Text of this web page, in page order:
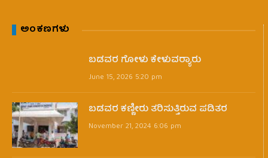
ಅಂಕಣಗಳು
ಬಡವರ ಗೋಳು ಕೇಳುವರ‍್ಯಾರು
June 15, 2026 5:20 pm
ಬಡವರ ಕಣ್ಣೀರು ತರಿಸುತ್ತಿರುವ ಪಡಿತರ
November 21, 2024 6:06 pm